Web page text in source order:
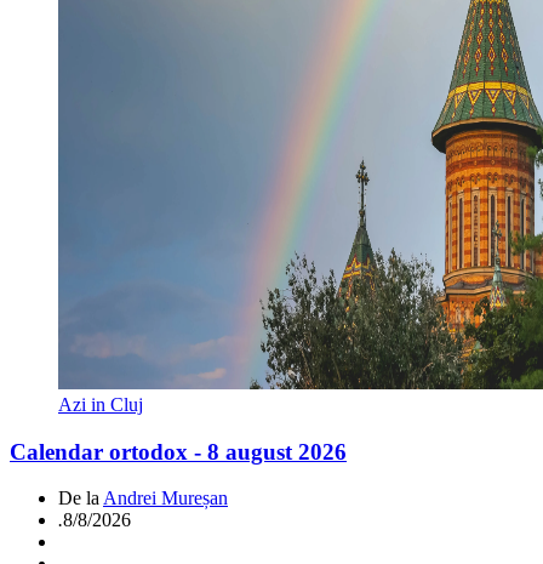
Azi in Cluj
Calendar ortodox - 8 august 2026
De la Andrei Mureșan
.8/8/2026